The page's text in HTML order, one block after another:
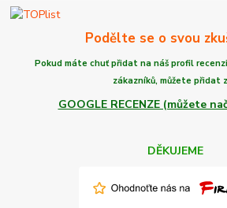
Podělte se o svou
Pokud máte chuťpřidat na náš profil recenzi
zákazníků, můžete přidat
GOOGLE RECENZE (můžete
DĚKUJEME